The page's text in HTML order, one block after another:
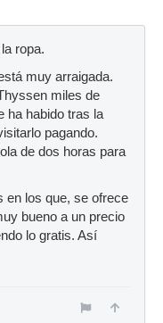
ropa.
muy arraigada.
miles de
ha habido tras la
pagando.
de dos horas para
en los que, se ofrece
bueno a un precio
lo gratis. Así